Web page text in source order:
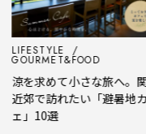
LIFESTYLE
GOURMET&FOOD
涼を求めて小さな旅へ。
近郊で訪れたい「避暑地
ェ」10選